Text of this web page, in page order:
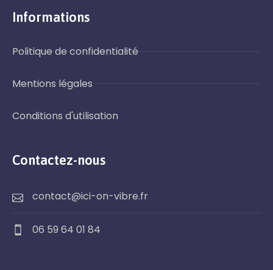
Informations
Politique de confidentialité
Mentions légales
Conditions d'utilisation
Contactez-nous
contact@ici-on-vibre.fr
06 59 64 01 84